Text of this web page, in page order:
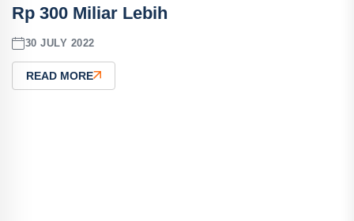
Rp 300 Miliar Lebih
30 JULY 2022
READ MORE